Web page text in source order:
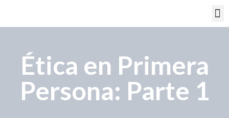
Ética en Primera
Persona: Parte 1